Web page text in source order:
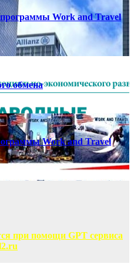
Work and Travel
обмена
Work and Travel
при помощи GPT сервиса